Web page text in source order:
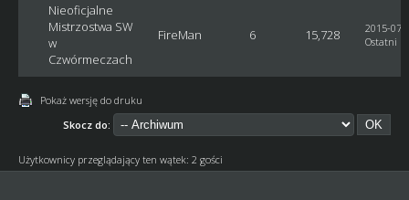
Nieoficjalne
Mistrzostwa SW
w
Czwórmeczach
FireMan 6 15,728
2015-07-
Ostatni
Pokaż wersję do druku
Skocz do:
Użytkownicy przeglądający ten wątek: 2 gości